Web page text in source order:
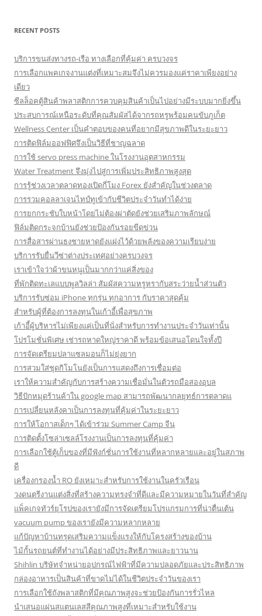
RECENT POSTS
บริการขนส่งทางรถ-เรือ ทางเลือกที่คุ้มค่า ครบวงจร
การเลือกแพคเกจงานแต่งที่เหมาะสมจึงไม่ควรมองแค่ราคาเพียงอย่าง
เดียว
ซีลล็อคตู้สินค้าพลาสติกการควบคุมสินค้าเป็นไปอย่างมีระบบมากยิ่งขึ้น
ประสบการณ์เหนือระดับที่คุณสัมผัสได้จากรถหรูพร้อมคนขับภูเก็ต
Wellness Center เป็นคำตอบของคนที่อยากมีสุขภาพดีในระยะยาว
การติดฟิล์มออฟฟิศจึงเป็นวิธีที่ชาญฉลาด
การใช้ servo press machine ในโรงงานอุตสาหกรรม
Water Treatment จึงมุ่งไปสู่การเพิ่มประสิทธิภาพสูงสุด
การรู้ช่วงเวลาตลาดทองเปิดกี่โมง Forex ยังสำคัญในช่วงตลาด
การรวมคอลลาเจนไทป์ทูเข้ากับชีวิตประจำวันทำได้ง่าย
การยกกระชับใบหน้าโดยไม่ต้องผ่าตัดยังช่วยเสริมภาพลักษณ์
ฟิล์มติดกระจกบ้านยังช่วยป้องกันรอยขีดข่วน
การสื่อสารผ่านธงชายหาดยังแฝงไว้ด้วยพลังของความเรียบง่าย
บริการรับยื่นวีซ่าต่างประเทศอย่างครบวงจร
เราเข้าใจว่าผ้าขนหนูเป็นมากกว่าแค่สิ่งของ
ที่พักติดทะเลแบบพูลวิลล่า สัมผัสความหรูหรากับสระว่ายน้ำส่วนตัว
บริการรับซ่อม iPhone ทุกรุ่น ทุกอาการ กับราคาสุดคุ้ม
สำหรับผู้ที่ต้องการลงทุนในเก้าอี้เพื่อสุขภาพ
เก้าอี้ผู้บริหารไม่เพียงแค่เป็นที่นั่งสำหรับการทำงานประจำวันเท่านั้น
โปรโมชั่นพิเศษ เช่ารถหาดใหญ่ราคาดี พร้อมข้อเสนอโดนใจทั้งปี
การจัดเตรียมปลาแซลมอนก็ไม่ยุ่งยาก
การสวมใส่ชุดกิโมโนยังเป็นการแสดงถึงการเชื่อมต่อ
เราให้ความสำคัญกับการสร้างความเชื่อมั่นในตัวรถมือสองอุบล
วิธีปักหมุดร้านค้าใน google map สามารถพัฒนากลยุทธ์การตลาดแ
การเปลี่ยนหลังคาเป็นการลงทุนที่คุ้มค่าในระยะยาว
การให้โอกาสเด็กๆ ได้เข้าร่วม Summer Camp จีน
การติดตั้งโซล่าเซลล์โรงงานเป็นการลงทุนที่คุ้มค่า
การเลือกใช้ตู้เก็บของที่มีฟังก์ชั่นการใช้งานที่หลากหลายและอยู่ในสภาพ
ดี
เครื่องกรองน้ำ RO ยังเหมาะสำหรับการใช้งานในครัวเรือน
วงดนตรีงานแต่งสิ่งที่สร้างความทรงจำที่ดีและมีความหมายในวันที่สำคัญ
แพ็คเกจทัวร์ยุโรปของเรายังมีการจัดเตรียมโปรแกรมการที่น่าตื่นเต้น
vacuum pump ของเรายังมีความหลากหลาย
แก้ปัญหาบ้านทรุดเสริมความแข็งแรงให้กับโครงสร้างของบ้าน
ไม้กั้นรถยนต์ที่ทำงานได้อย่างมีประสิทธิภาพและยาวนาน
Shihlin บริษัทจำหน่ายอุปกรณ์ไฟฟ้าที่มีความปลอดภัยและประสิทธิภาพ
กล่องอาหารเป็นสินค้าที่ขาดไม่ได้ในชีวิตประจำวันของเรา
การเลือกใช้ถังพลาสติกที่มีคุณภาพสูงจะช่วยป้องกันการรั่วไหล
นำเสนอแผ่นสแตนเลสสีคุณภาพสูงที่เหมาะสำหรับใช้งาน